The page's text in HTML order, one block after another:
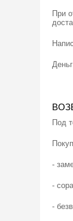
При
Под
-
-
-